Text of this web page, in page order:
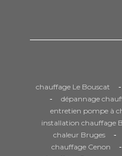
chauffage Le Bouscat -
- dépannage
entretien pompe à
installation chauffage
chaleur Bruges
-
chauffage Cenon -